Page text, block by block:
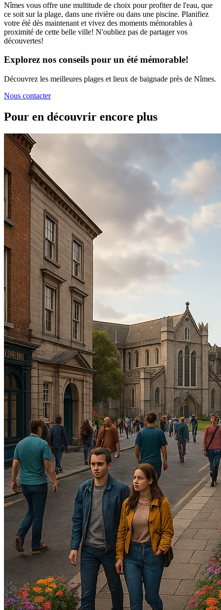
Nîmes vous offre une multitude de choix pour profiter de l'eau, que
ce soit sur la plage, dans une rivière ou dans une piscine. Planifiez
votre été dès maintenant et vivez des moments mémorables à
proximité de cette belle ville! N'oubliez pas de partager vos
découvertes!
Explorez nos conseils pour un été mémorable!
Découvrez les meilleures plages et lieux de baignade près de Nîmes.
Nous contacter
Pour en découvrir encore plus